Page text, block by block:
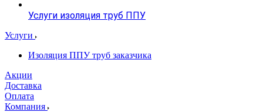
Услуги изоляция труб ППУ
Услуги
Изоляция ППУ труб заказчика
Акции
Доставка
Оплата
Компания